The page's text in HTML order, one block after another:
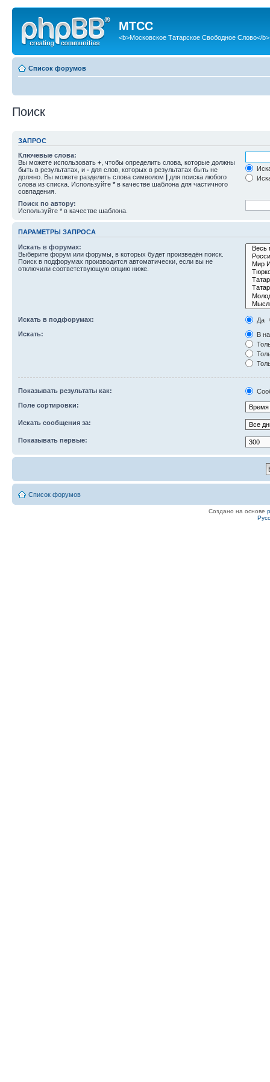
МТСС
<b>Московское Татарское Свободное Слово</b>
Список форумов
Поиск
ЗАПРОС
Ключевые слова:
Вы можете использовать + , чтобы определить слова, которые должны
быть в результатах, и - для слов, которых в результатах быть не
должно. Вы можете разделить слова символом | для поиска любого
слова из списка. Используйте * в качестве шаблона для частичного
совпадения.
Поиск по автору:
Используйте * в качестве шаблона.
ПАРАМЕТРЫ ЗАПРОСА
Искать в форумах:
Выберите форум или форумы, в которых будет произведён поиск.
Поиск в подфорумах производится автоматически, если вы не
отключили соответствующую опцию ниже.
Искать в подфорумах:
Да
Искать:
В
Показывать результаты как:
Поле сортировки:
Искать сообщения за:
Показывать первые:
Список форумов
Создано на основе